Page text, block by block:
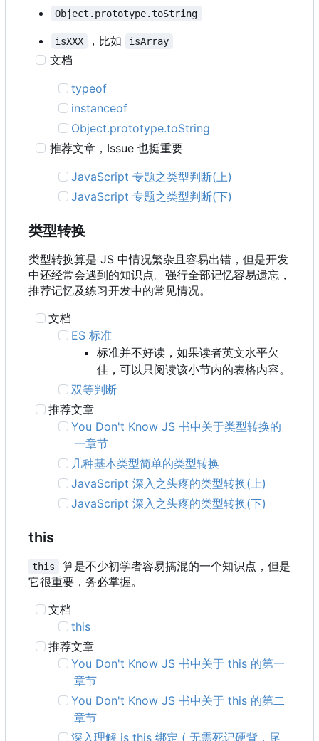
Object.prototype.toString
isXXX ，比如 isArray
文档
typeof
instanceof
Object.prototype.toString
推荐文章 ， Issue 也挺重要
JavaScript 专题之类型判断(上)
JavaScript 专题之类型判断(下)
类型转换
类型转换算是 JS 中情况繁杂且容易出错，但是开发
中还经常会遇到的知识点。强行全部记忆容易遗忘，
推荐记忆及练习开发中的常见情况。
文档
ES 标准
标准并不好读，如果读者英文水平欠
佳，可以只阅读该小节内的表格内容。
双等判断
推荐文章
You Don't Know JS 书中关于类型转换的
一章节
几种基本类型简单的类型转换
JavaScript 深入之头疼的类型转换(上)
JavaScript 深入之头疼的类型转换(下)
this
this
算是不少初学者容易搞混的一个知识点，但是
它很重要，务必掌握。
文档
this
推荐文章
You Don't Know JS 书中关于 this 的第一
章节
You Don't Know JS 书中关于 this 的第二
章节
深入理解 js this 绑定 ( 无需死记硬背，尾